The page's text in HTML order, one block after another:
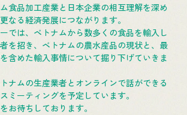
食品加工産業と日本企業の相互理解を深め
なる経済発展につながります。
では、ベトナムから数多くの食品を輸入し
を招き、ベトナムの農水産品の現状と、最
含めた輸入事情について掘り下げていきま
ナムの生産業者とオンラインで話ができる
ミーティングを予定しています。
お待ちしております。